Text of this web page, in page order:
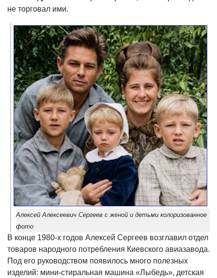
не торговал ими.
Алексей Алексеевич Сергеев с женой и детьми колоризованное
фото
В конце 1980-х годов Алексей Сергеев возглавил отдел
товаров народного потребления Киевского авиазавода.
Под его руководством появилось много полезных
изделий: мини-стиральная машина «Лыбедь», детская